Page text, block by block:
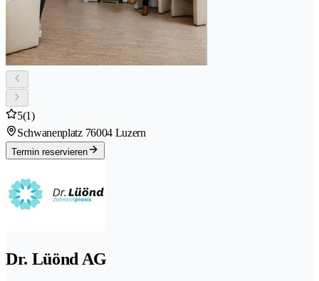
5(1)
Schwanenplatz 76004 Luzern
Termin reservieren
Dr. Lüönd AG